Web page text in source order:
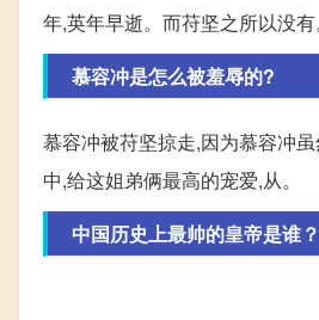
年,英年早逝。而苻坚之所以没有
慕容冲是怎么被羞辱的?
慕容冲被苻坚掠走,因为慕容冲
中,给这姐弟俩最高的宠爱,从。
中国历史上最帅的皇帝是谁？